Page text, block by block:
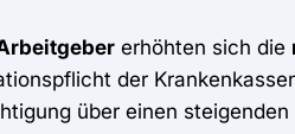
erhöhten sich die
der
über einen